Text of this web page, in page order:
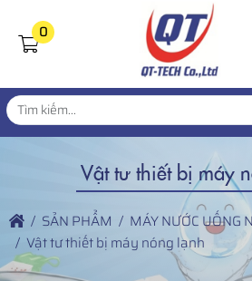
0
Vật tư thiết bị máy
SẢN PHẨM
MÁY NƯỚC UỐNG
Vật tư thiết bị máy nóng lạnh